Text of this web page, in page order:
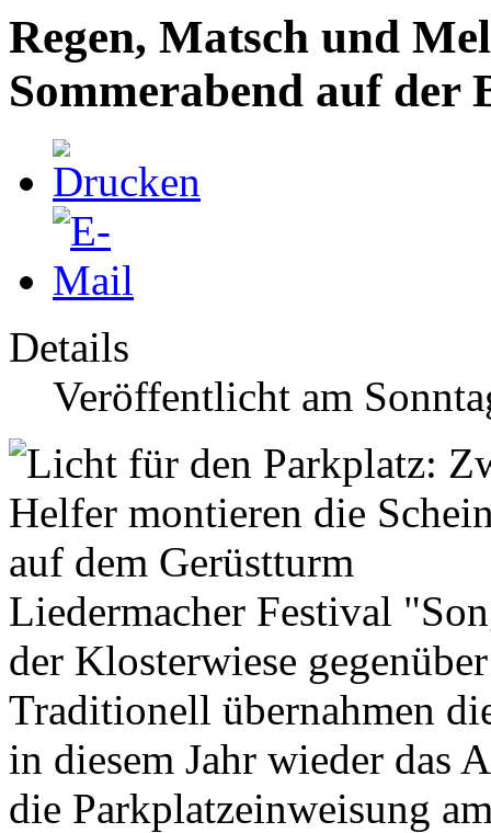
Regen, Matsch und
Sommerabend auf der
Details
Veröffentlicht am
Liedermacher Festival
der Klosterwiese
Traditionell übernahmen
in diesem Jahr wieder das
die Parkplatzeinweisung